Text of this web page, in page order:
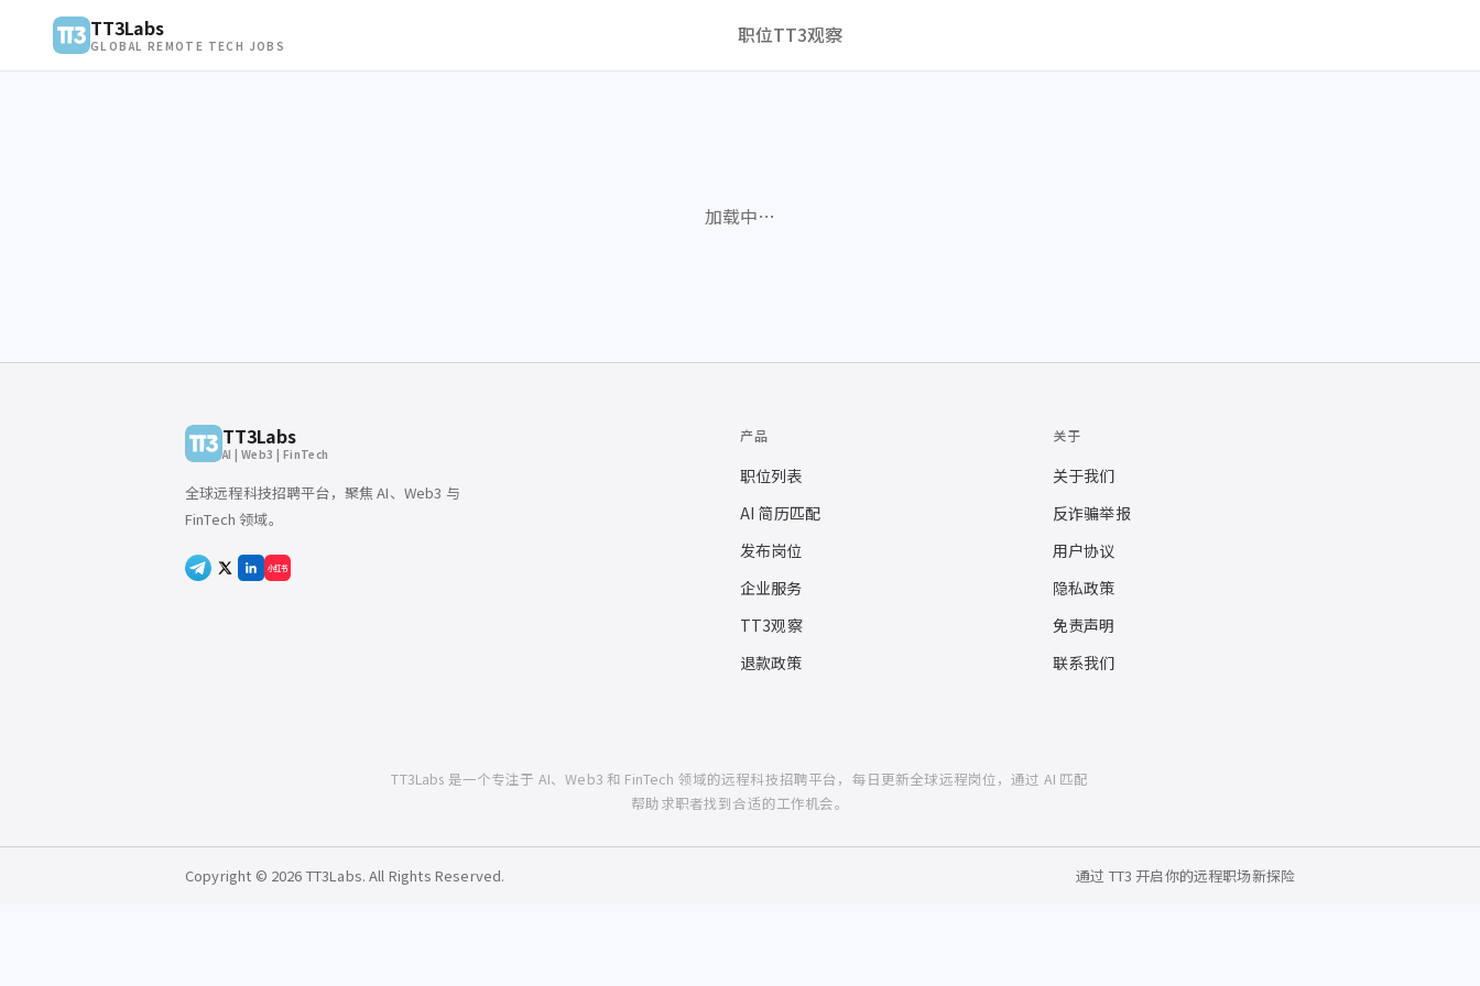
TT3Labs
GLOBAL REMOTE TECH JOBS 职位TT3观察
加载中…
TT3Labs
AI | Web3 | FinTech
全球远程科技招聘平台，聚焦 AI、Web3 与
FinTech 领域。
小红书
产品
职位列表
AI 简历匹配
发布岗位
企业服务
TT3观察
退款政策
关于
关于我们
反诈骗举报
用户协议
隐私政策
免责声明
联系我们
TT3Labs 是一个专注于 AI、Web3 和 FinTech 领域的远程科技招聘平台，每日更新全球远程岗位，通过 AI 匹配
帮助求职者找到合适的工作机会。
Copyright © 2026 TT3Labs. All Rights Reserved. 通过 TT3 开启你的远程职场新探险